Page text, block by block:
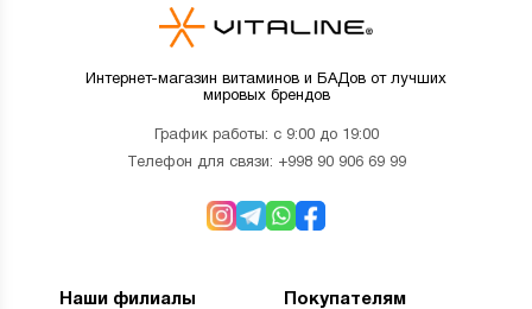
Интернет-магазин витаминов и БАДов от лучших
мировых брендов
График работы: с 9:00 до 19:00
Телефон для связи: +998 90 906 69 99
Наши филиалы Покупателям